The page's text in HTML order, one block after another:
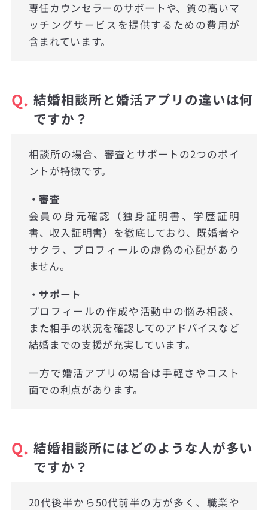
専任カウンセラーのサポートや、質の高いマ
ッチングサービスを提供するための費用が
含まれています。
Q. 結婚相談所と婚活アプリの違いは何
ですか？
相談所の場合、審査とサポートの2つのポイ
ントが特徴です。
・審査
会員の身元確認（独身証明書、学歴証明
書、収入証明書）を徹底しており、既婚者や
サクラ、プロフィールの虚偽の心配があり
ません。
・サポート
プロフィールの作成や活動中の悩み相談、
また相手の状況を確認してのアドバイスなど
結婚までの支援が充実しています。
一方で婚活アプリの場合は手軽さやコスト
面での利点があります。
Q. 結婚相談所にはどのような人が多い
ですか？
20代後半から50代前半の方が多く、職業や